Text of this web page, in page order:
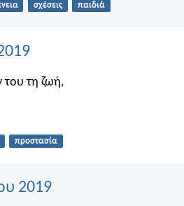
σχέσεις παιδιά
του τη ζωή,
προστασία
2019